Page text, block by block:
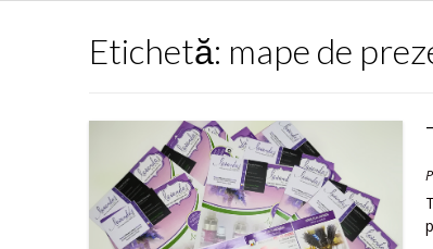
Etichetă: mape de